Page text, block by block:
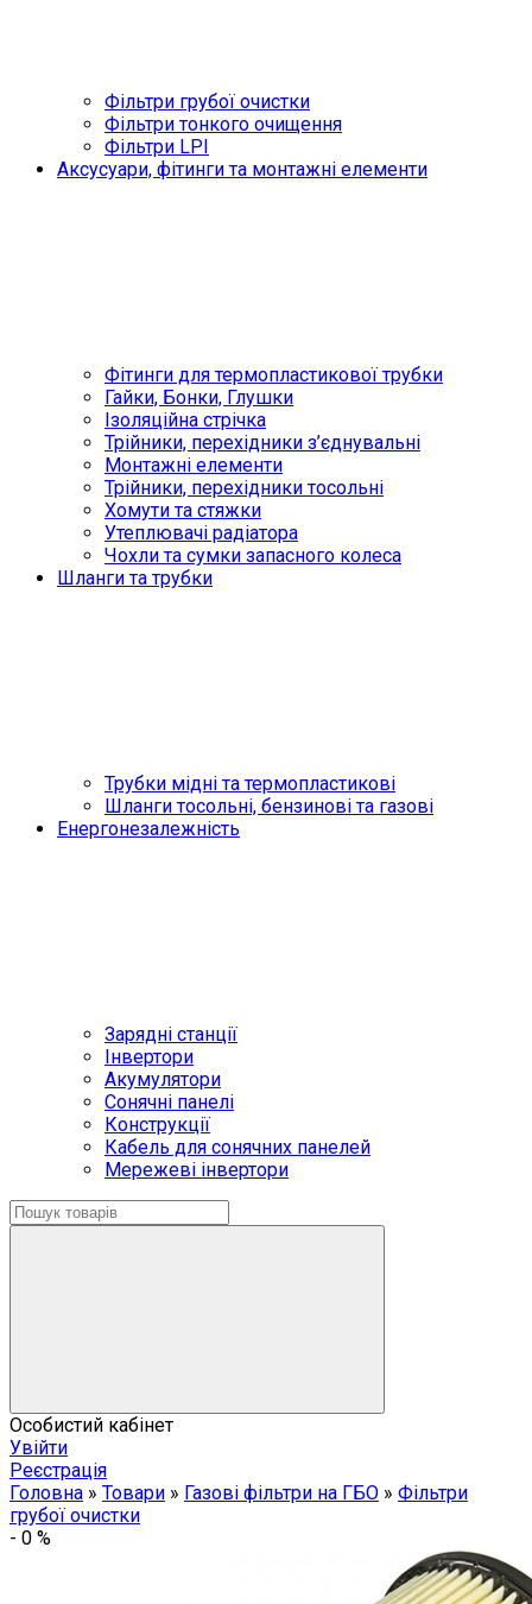
Фільтри грубої очистки
Фільтри тонкого очищення
Фільтри LPI
Аксусуари, фітинги та монтажні елементи
Фітинги для термопластикової трубки
Гайки, Бонки, Глушки
Ізоляційна стрічка
Трійники, перехідники з’єднувальні
Монтажні елементи
Трійники, перехідники тосольні
Хомути та стяжки
Утеплювачі радіатора
Чохли та сумки запасного колеса
Шланги та трубки
Трубки мідні та термопластикові
Шланги тосольні, бензинові та газові
Енергонезалежність
Зарядні станції
Інвертори
Акумулятори
Сонячні панелі
Конструкції
Кабель для сонячних панелей
Мережеві інвертори
Особистий кабінет
Увійти
Реєстрація
Головна » Товари » Газові фільтри на ГБО » Фільтри
грубої очистки
- 0 %